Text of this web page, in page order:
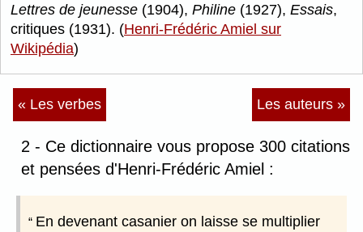
Lettres de jeunesse (1904), Philine (1927), Essais,
critiques (1931). (Henri-Frédéric Amiel sur
Wikipédia)
« Les verbes Les auteurs »
2 - Ce dictionnaire vous propose 300 citations
et pensées d'Henri-Frédéric Amiel :
En devenant casanier on laisse se multiplier